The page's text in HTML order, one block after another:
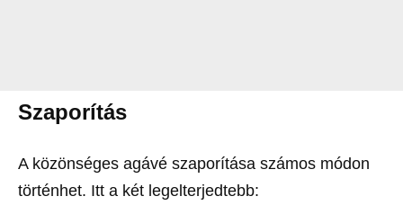
Szaporítás
A közönséges agávé szaporítása számos módon
történhet. Itt a két legelterjedtebb: